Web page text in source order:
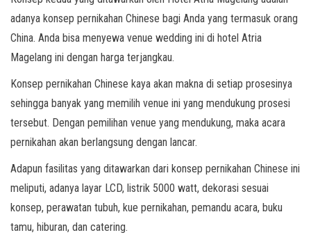
adanya konsep pernikahan Chinese bagi Anda yang termasuk orang
China. Anda bisa menyewa venue wedding ini di hotel Atria
Magelang ini dengan harga terjangkau.
Konsep pernikahan Chinese kaya akan makna di setiap prosesinya
sehingga banyak yang memilih venue ini yang mendukung prosesi
tersebut. Dengan pemilihan venue yang mendukung, maka acara
pernikahan akan berlangsung dengan lancar.
Adapun fasilitas yang ditawarkan dari konsep pernikahan Chinese ini
meliputi, adanya layar LCD, listrik 5000 watt, dekorasi sesuai
konsep, perawatan tubuh, kue pernikahan, pemandu acara, buku
tamu, hiburan, dan catering.